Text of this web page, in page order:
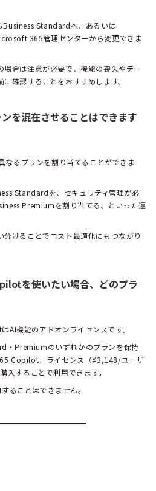
Business Standardへ、あるいは
365管理センターから変更できま
場合は注意が必要で、機能の喪失やデー
確認することをおすすめします。
を混在させることはできます
なるプランを割り当てることができま
Standardを、セキュリティ管理が必
Premiumを割り当てる、といった運
けることでコスト最適化にもつながり
を使いたい場合、どのプラ
機能のアドオンライセンスです。
・Premiumのいずれかのプランを保持
Copilot」ライセンス（¥3,148/ユーザ
入することで利用できます。
ることはできません。